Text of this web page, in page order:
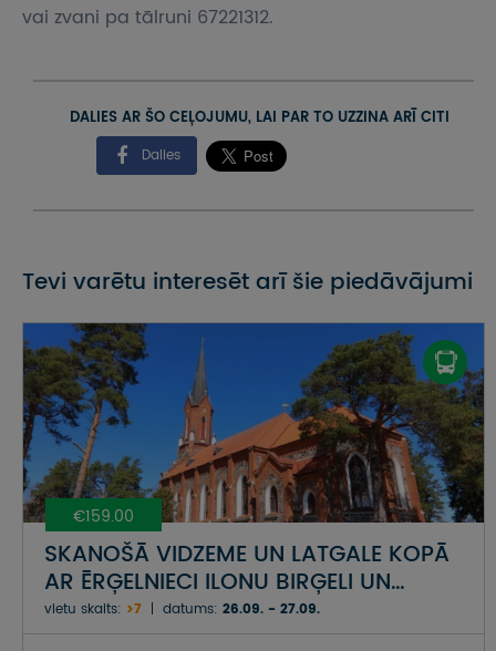
vai zvani pa tālruni 67221312.
DALIES AR ŠO CEĻOJUMU, LAI PAR TO UZZINA ARĪ CITI
Dalies
Tevi varētu interesēt arī šie piedāvājumi
€159.00
SKANOŠĀ VIDZEME UN LATGALE KOPĀ
AR ĒRĢELNIECI ILONU BIRĢELI UN
DZIEDĀTĀJU ILZI GRĒVELI-SKARAINI
vietu skaits: >7 datums: 26.09. - 27.09.